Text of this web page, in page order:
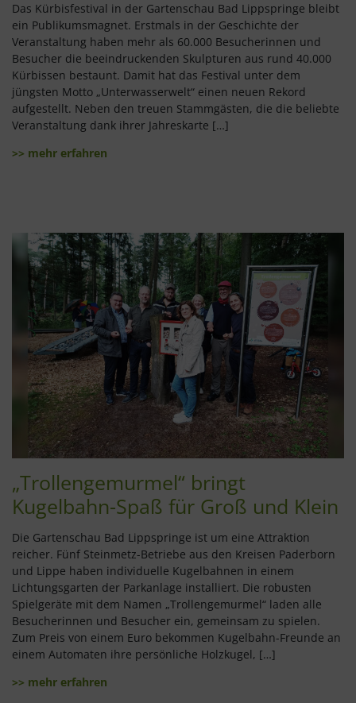
Das Kürbisfestival in der Gartenschau Bad Lippspringe bleibt
ein Publikumsmagnet. Erstmals in der Geschichte der
Veranstaltung haben mehr als 60.000 Besucherinnen und
Besucher die beeindruckenden Skulpturen aus rund 40.000
Kürbissen bestaunt. Damit hat das Festival unter dem
jüngsten Motto „Unterwasserwelt“ einen neuen Rekord
aufgestellt. Neben den treuen Stammgästen, die die beliebte
Veranstaltung dank ihrer Jahreskarte […]
>> mehr erfahren
„Trollengemurmel“ bringt
Kugelbahn-Spaß für Groß und Klein
Die Gartenschau Bad Lippspringe ist um eine Attraktion
reicher. Fünf Steinmetz-Betriebe aus den Kreisen Paderborn
und Lippe haben individuelle Kugelbahnen in einem
Lichtungsgarten der Parkanlage installiert. Die robusten
Spielgeräte mit dem Namen „Trollengemurmel“ laden alle
Besucherinnen und Besucher ein, gemeinsam zu spielen.
Zum Preis von einem Euro bekommen Kugelbahn-Freunde an
einem Automaten ihre persönliche Holzkugel, […]
>> mehr erfahren